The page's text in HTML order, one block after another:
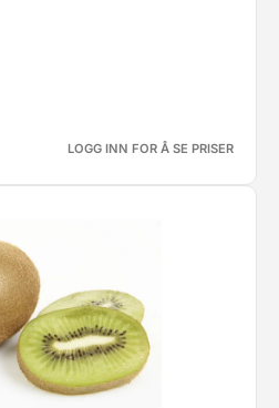
LOGG INN FOR Å SE PRISER